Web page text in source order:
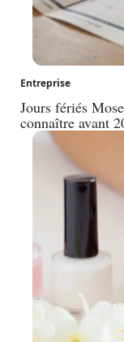
Entreprise
Jours fériés
connaître avant